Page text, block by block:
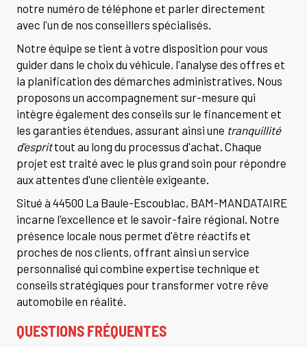
notre numéro de téléphone et parler directement
avec l'un de nos conseillers spécialisés.
Notre équipe se tient à votre disposition pour vous
guider dans le choix du véhicule, l'analyse des offres et
la planification des démarches administratives. Nous
proposons un accompagnement sur-mesure qui
intègre également des conseils sur le financement et
les garanties étendues, assurant ainsi une tranquillité
d'esprittout au long du processus d'achat. Chaque
projet est traité avec le plus grand soin pour répondre
aux attentes d'une clientèle exigeante.
Situé à 44500 La Baule-Escoublac, BAM-MANDATAIRE
incarne l'excellence et le savoir-faire régional. Notre
présence locale nous permet d'être réactifs et
proches de nos clients, offrant ainsi un service
personnalisé qui combine expertise technique et
conseils stratégiques pour transformer votre rêve
automobile en réalité.
QUESTIONS FRÉQUENTES